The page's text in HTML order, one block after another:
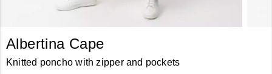
Albertina Cape
Knitted poncho with zipper and pockets